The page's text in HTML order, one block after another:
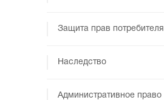
Защита прав потребителя
Наследство
Административное право